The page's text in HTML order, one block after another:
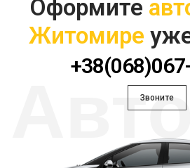
Оформите
Житомире
Звоните